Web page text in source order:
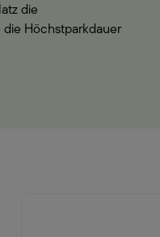
die
Höchstparkdauer